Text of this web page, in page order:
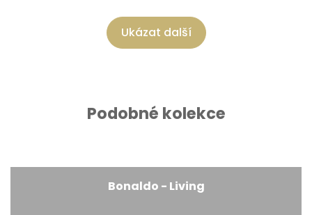
Ukázat další
Podobné kolekce
Bonaldo - Living